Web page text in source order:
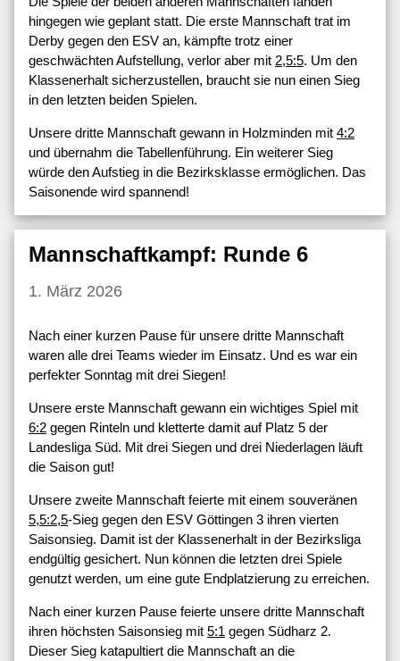
hingegen wie geplant statt. Die erste Mannschaft trat im
Derby gegen den ESV an, kämpfte trotz einer
geschwächten Aufstellung, verlor aber mit 2,5:5. Um den
Klassenerhalt sicherzustellen, braucht sie nun einen Sieg
in den letzten beiden Spielen.
Unsere dritte Mannschaft gewann in Holzminden mit 4:2
und übernahm die Tabellenführung. Ein weiterer Sieg
würde den Aufstieg in die Bezirksklasse ermöglichen. Das
Saisonende wird spannend!
Mannschaftkampf: Runde 6
1. März 2026
Nach einer kurzen Pause für unsere dritte Mannschaft
waren alle drei Teams wieder im Einsatz. Und es war ein
perfekter Sonntag mit drei Siegen!
Unsere erste Mannschaft gewann ein wichtiges Spiel mit
6:2 gegen Rinteln und kletterte damit auf Platz 5 der
Landesliga Süd. Mit drei Siegen und drei Niederlagen läuft
die Saison gut!
Unsere zweite Mannschaft feierte mit einem souveränen
5,5:2,5-Sieg gegen den ESV Göttingen 3 ihren vierten
Saisonsieg. Damit ist der Klassenerhalt in der Bezirksliga
endgültig gesichert. Nun können die letzten drei Spiele
genutzt werden, um eine gute Endplatzierung zu erreichen.
Nach einer kurzen Pause feierte unsere dritte Mannschaft
ihren höchsten Saisonsieg mit 5:1 gegen Südharz 2.
Dieser Sieg katapultiert die Mannschaft an die